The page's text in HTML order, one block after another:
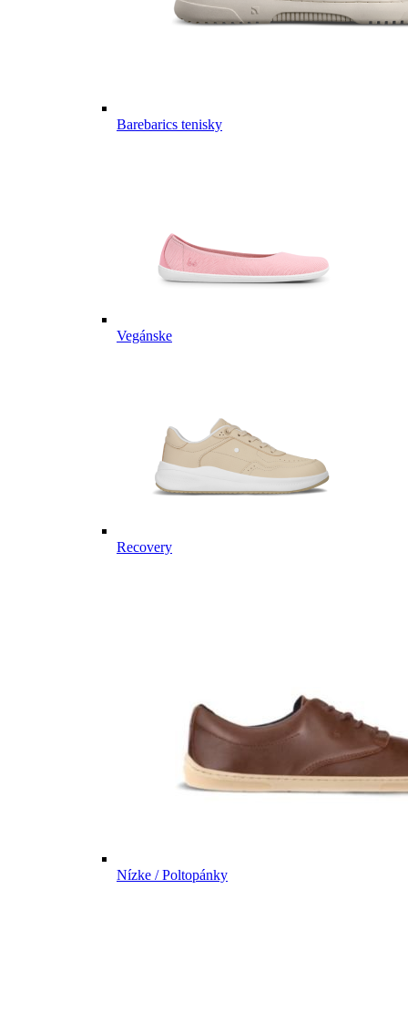
Barebarics tenisky
Vegánske
Recovery
Nízke / Poltopánky